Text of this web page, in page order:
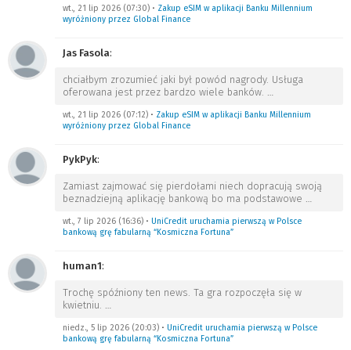
wt., 21 lip 2026 (07:30) • Zakup eSIM w aplikacji Banku Millennium
wyróżniony przez Global Finance
Jas Fasola:
chciałbym zrozumieć jaki był powód nagrody. Usługa
oferowana jest przez bardzo wiele banków. …
wt., 21 lip 2026 (07:12) • Zakup eSIM w aplikacji Banku Millennium
wyróżniony przez Global Finance
PykPyk:
Zamiast zajmować się pierdołami niech dopracują swoją
beznadziejną aplikację bankową bo ma podstawowe …
wt., 7 lip 2026 (16:36) • UniCredit uruchamia pierwszą w Polsce
bankową grę fabularną “Kosmiczna Fortuna”
human1:
Trochę spóźniony ten news. Ta gra rozpoczęła się w
kwietniu. …
niedz., 5 lip 2026 (20:03) • UniCredit uruchamia pierwszą w Polsce
bankową grę fabularną “Kosmiczna Fortuna”